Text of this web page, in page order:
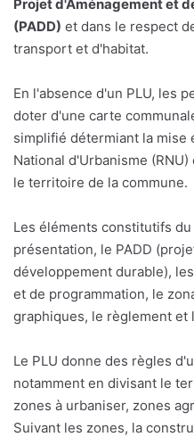
Projet d'Aménagement et
(PADD) et dans le respect
transport et d'habitat.
En l'absence d'un PLU, les
doter d'une carte
simplifié détermiant la mise
National d'Urbanisme
le territoire de la commune.
Les éléments constitutifs
présentation, le PADD
développement durable),
et de programmation, le
graphiques, le règlement et
Le PLU donne des règles
notamment en divisant le
zones à urbaniser, zones
Suivant les zones, la